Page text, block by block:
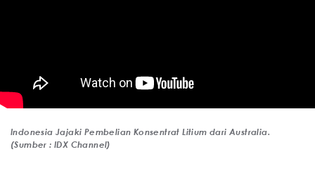
Indonesia Jajaki Pembelian Konsentrat Litium dari Australia.
(Sumber : IDX Channel)